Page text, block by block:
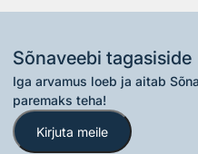
Sõnaveebi tagasiside
Iga arvamus loeb ja aitab
paremaks teha!
Kirjuta meile